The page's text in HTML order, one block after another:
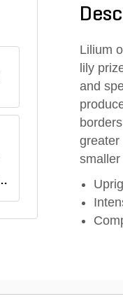
Lilium
lily
and
greater